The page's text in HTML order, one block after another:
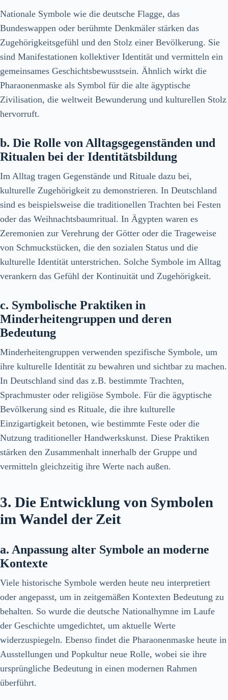
Nationale Symbole wie die deutsche Flagge, das
Bundeswappen oder berühmte Denkmäler stärken das
Zugehörigkeitsgefühl und den Stolz einer Bevölkerung. Sie
sind Manifestationen kollektiver Identität und vermitteln ein
gemeinsames Geschichtsbewusstsein. Ähnlich wirkt die
Pharaonenmaske als Symbol für die alte ägyptische
Zivilisation, die weltweit Bewunderung und kulturellen Stolz
hervorruft.
b. Die Rolle von Alltagsgegenständen und
Ritualen bei der Identitätsbildung
Im Alltag tragen Gegenstände und Rituale dazu bei,
kulturelle Zugehörigkeit zu demonstrieren. In Deutschland
sind es beispielsweise die traditionellen Trachten bei Festen
oder das Weihnachtsbaumritual. In Ägypten waren es
Zeremonien zur Verehrung der Götter oder die Trageweise
von Schmuckstücken, die den sozialen Status und die
kulturelle Identität unterstrichen. Solche Symbole im Alltag
verankern das Gefühl der Kontinuität und Zugehörigkeit.
c. Symbolische Praktiken in
Minderheitengruppen und deren
Bedeutung
Minderheitengruppen verwenden spezifische Symbole, um
ihre kulturelle Identität zu bewahren und sichtbar zu machen.
In Deutschland sind das z.B. bestimmte Trachten,
Sprachmuster oder religiöse Symbole. Für die ägyptische
Bevölkerung sind es Rituale, die ihre kulturelle
Einzigartigkeit betonen, wie bestimmte Feste oder die
Nutzung traditioneller Handwerkskunst. Diese Praktiken
stärken den Zusammenhalt innerhalb der Gruppe und
vermitteln gleichzeitig ihre Werte nach außen.
3. Die Entwicklung von Symbolen
im Wandel der Zeit
a. Anpassung alter Symbole an moderne
Kontexte
Viele historische Symbole werden heute neu interpretiert
oder angepasst, um in zeitgemäßen Kontexten Bedeutung zu
behalten. So wurde die deutsche Nationalhymne im Laufe
der Geschichte umgedichtet, um aktuelle Werte
widerzuspiegeln. Ebenso findet die Pharaonenmaske heute in
Ausstellungen und Popkultur neue Rolle, wobei sie ihre
ursprüngliche Bedeutung in einen modernen Rahmen
überführt.